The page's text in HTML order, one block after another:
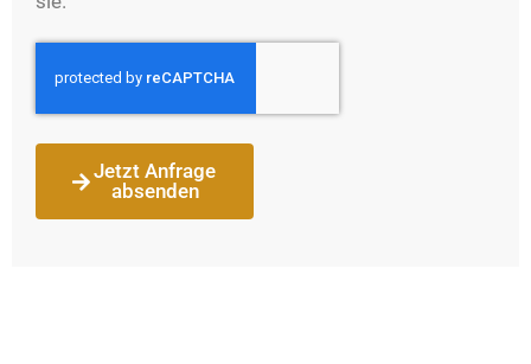
Jetzt Anfrage
absenden